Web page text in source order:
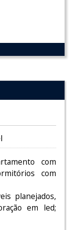
com
com
planejados,
em led;